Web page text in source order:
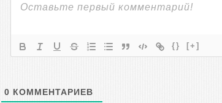
{} [+]
0 КОММЕНТАРИЕВ